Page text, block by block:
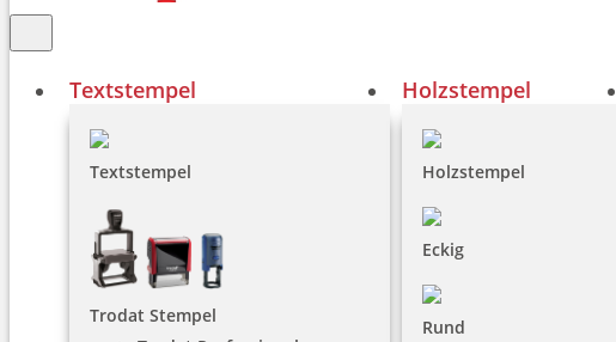
Textstempel
Textstempel
Trodat Stempel
Holzstempel
Holzstempel
Eckig
Rund